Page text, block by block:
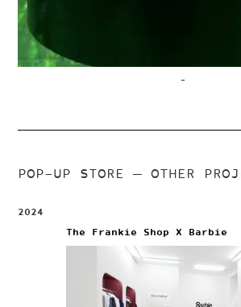
–
POP-UP STORE— OTHER
2024
The Frankie Shop X Barbie